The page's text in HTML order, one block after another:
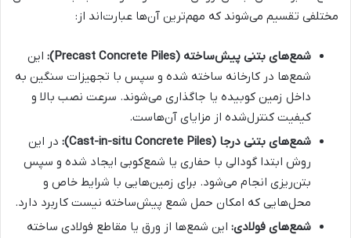
مختلفی تقسیم می‌شوند که مهم‌ترین آن‌ها عبارت‌اند از:
شمع‌های بتنی پیش‌ساخته (Precast Concrete Piles
): این
شمع‌ها در کارخانه ساخته شده و سپس با تجهیزات سنگین به
داخل زمین کوبیده یا جاگذاری می‌شوند. سرعت نصب بالا و
کیفیت کنترل‌شده از مزایای آن‌هاست.
شمع‌های بتنی درجا (Cast-in-situ Concrete Piles
): در این
روش ابتدا گودالی با حفاری یا شمع‌کوبی ایجاد شده و سپس
بتن‌ریزی انجام می‌شود. برای زمین‌هایی با شرایط خاص و
محل‌هایی که امکان حمل شمع پیش‌ساخته نیست کاربرد دارد.
شمع‌های فولادی: این شمع‌ها از ورق یا مقاطع فولادی ساخته